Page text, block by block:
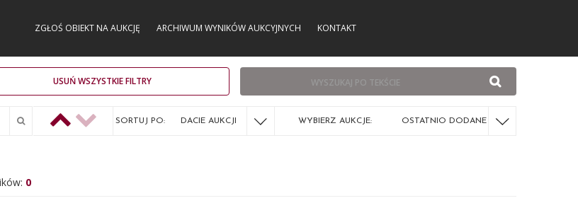
ZGŁOŚ OBIEKT NA AUKCJĘ ARCHIWUM WYNIKÓW AUKCYJNYCH KONTAKT
USUŃ WSZYSTKIE FILTRY
SORTUJ PO: DACIE AUKCJI WYBIERZ AUKCJE: OSTATNIO DODANE
0